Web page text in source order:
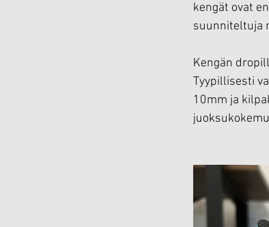
kengät ovat
suunniteltuja
Kengän
Tyypillisesti
10mm ja